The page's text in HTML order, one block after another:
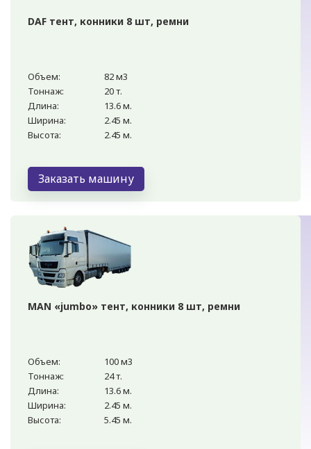
DAF тент, конники 8 шт, ремни
Объем:
82 м3
Тоннаж:
20 т.
Длина:
13.6 м.
Ширина:
2.45 м.
Высота:
2.45 м.
Заказать машину
MAN «jumbo» тент, конники 8 шт, ремни
Объем:
100 м3
Тоннаж:
24 т.
Длина:
13.6 м.
Ширина:
2.45 м.
Высота:
5.45 м.